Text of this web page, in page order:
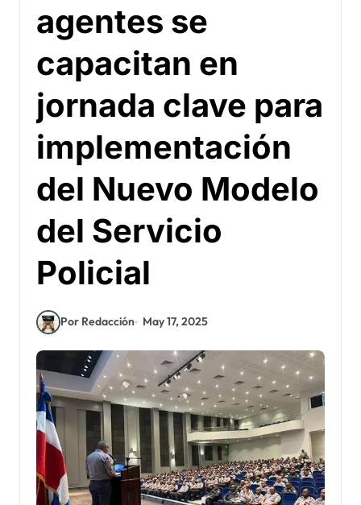
agentes se
capacitan en
jornada clave para
implementación
del Nuevo Modelo
del Servicio
Policial
Por Redacción May 17, 2025